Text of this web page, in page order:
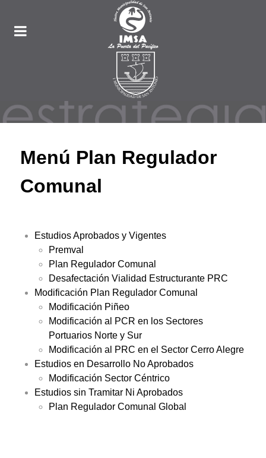
Menú Plan Regulador
Comunal
Estudios Aprobados y Vigentes
Premval
Plan Regulador Comunal
Desafectación Vialidad Estructurante PRC
Modificación Plan Regulador Comunal
Modificación Piñeo
Modificación al PCR en los Sectores
Portuarios Norte y Sur
Modificación al PRC en el Sector Cerro Alegre
Estudios en Desarrollo No Aprobados
Modificación Sector Céntrico
Estudios sin Tramitar Ni Aprobados
Plan Regulador Comunal Global